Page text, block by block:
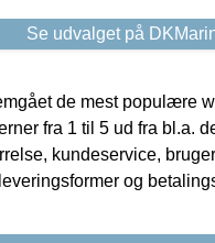
Se udvalget på
de mest populære
fra 1 til 5 ud fra bl.a.
kundeservice,
og